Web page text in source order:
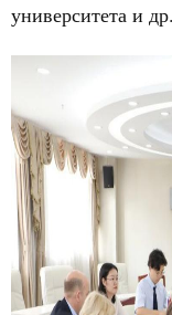
университета и